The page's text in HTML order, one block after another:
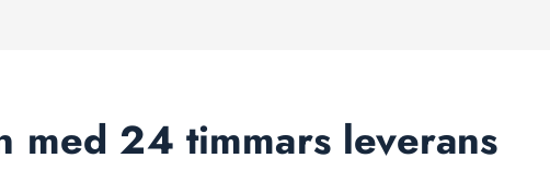
med 24 timmars leverans